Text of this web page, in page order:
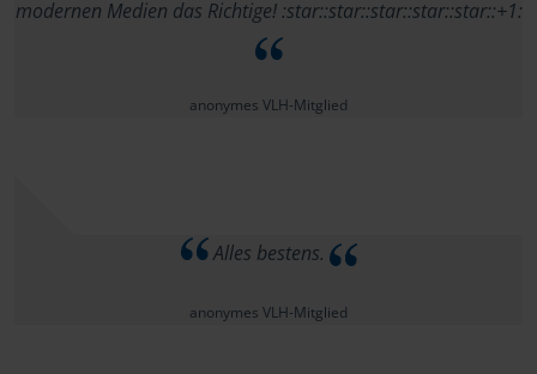
modernen Medien das Richtige! :star:️:star:️:star:️:star:️:star:️:+1:
anonymes VLH-Mitglied
Alles bestens.
anonymes VLH-Mitglied